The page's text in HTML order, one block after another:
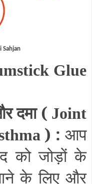
Sahjan
Glue
दमा ( Joint
) :आप
को जोड़ों के
के लिए और